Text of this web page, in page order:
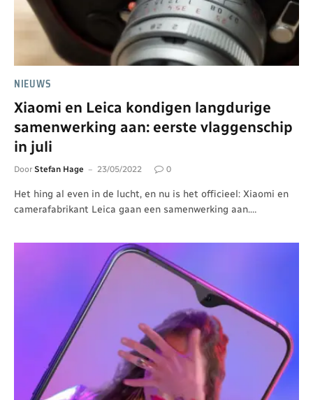
NIEUWS
Xiaomi en Leica kondigen langdurige
samenwerking aan: eerste vlaggenschip
in juli
Door Stefan Hage 23/05/2022 0
Het hing al even in de lucht, en nu is het officieel: Xiaomi en
camerafabrikant Leica gaan een samenwerking aan.…